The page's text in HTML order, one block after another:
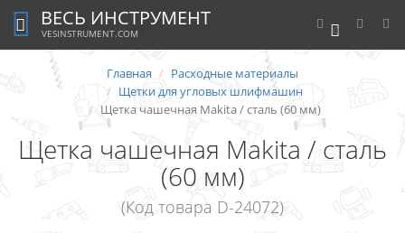
0
ВЕСЬ ИНСТРУМЕНТ
VESINSTRUMENT.COM
Главная
Расходные материалы
Щетки для угловых шлифмашин
Щетка чашечная Makita / сталь (60 мм)
Щетка чашечная Makita / сталь
(60 мм)
(Код товара D-24072)